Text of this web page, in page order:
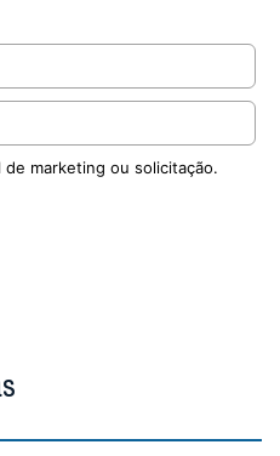
marketing ou solicitação.